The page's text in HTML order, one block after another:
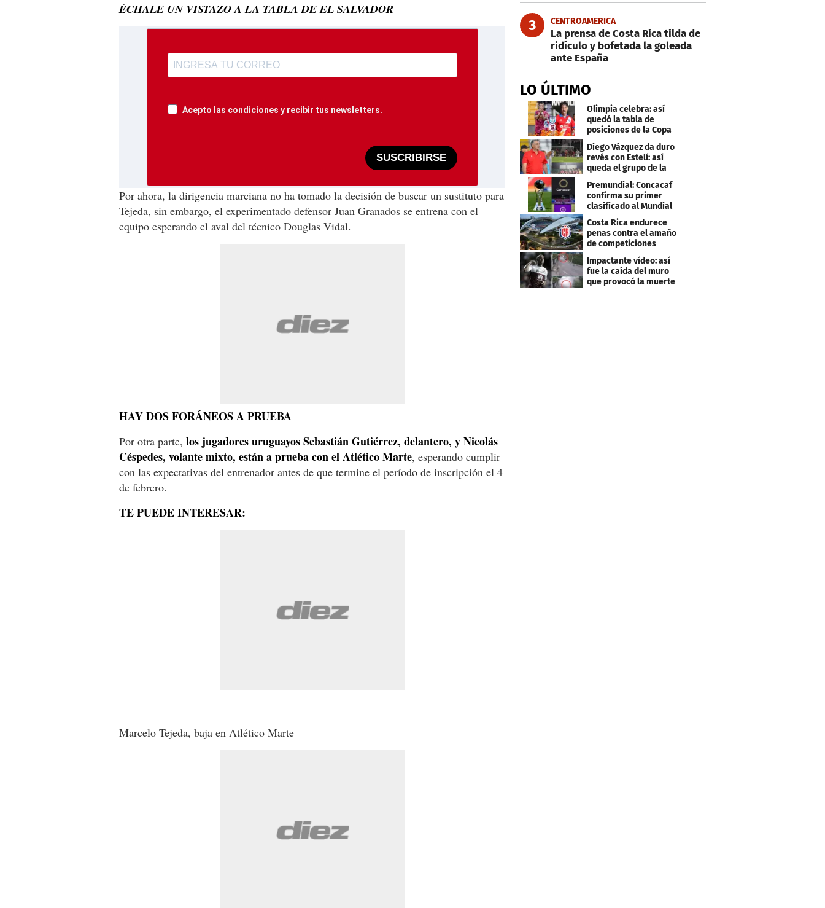
ÉCHALE UN VISTAZO A LA TABLA DE EL SALVADOR
Acepto las condiciones y recibir tus newsletters.
SUSCRIBIRSE
Por ahora, la dirigencia marciana no ha tomado la decisión de buscar un sustituto para
Tejeda, sin embargo, el experimentado defensor Juan Granados se entrena con el
equipo esperando el aval del técnico Douglas Vidal.
HAY DOS FORÁNEOS A PRUEBA
Por otra parte, los jugadores uruguayos Sebastián Gutiérrez, delantero, y Nicolás
Céspedes, volante mixto, están a prueba con el Atlético Marte, esperando cumplir
con las expectativas del entrenador antes de que termine el período de inscripción el 4
de febrero.
TE PUEDE INTERESAR:
Marcelo Tejeda, baja en Atlético Marte
3 CENTROAMERICA
La prensa de Costa Rica tilda de
ridículo y bofetada la goleada
ante España
LO ÚLTIMO
Olimpia celebra: así
quedó la tabla de
posiciones de la Copa
Centroamericana
Diego Vázquez da duro
revés con Estelí: así
queda el grupo de la
Premundial: Concacaf
confirma su primer
clasificado al Mundial
Costa Rica endurece
penas contra el amaño
de competiciones
Impactante vídeo: así
fue la caída del muro
que provocó la muerte